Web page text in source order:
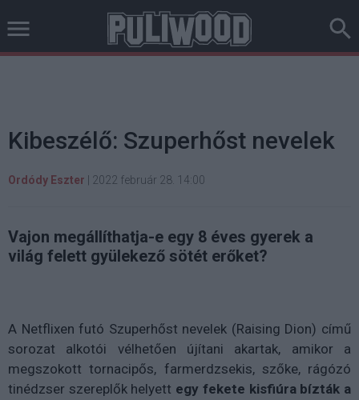
Kibeszélő: Szuperhőst nevelek
Ordódy Eszter 2022 február 28. 14:00
Vajon megállíthatja-e egy 8 éves gyerek a
világ felett gyülekező sötét erőket?
A Netflixen futó Szuperhőst nevelek (Raising Dion) című
sorozat alkotói vélhetően újítani akartak, amikor a
megszokott tornacipős, farmerdzsekis, szőke, rágózó
tinédzser szereplők helyett egy fekete kisfiúra bízták a